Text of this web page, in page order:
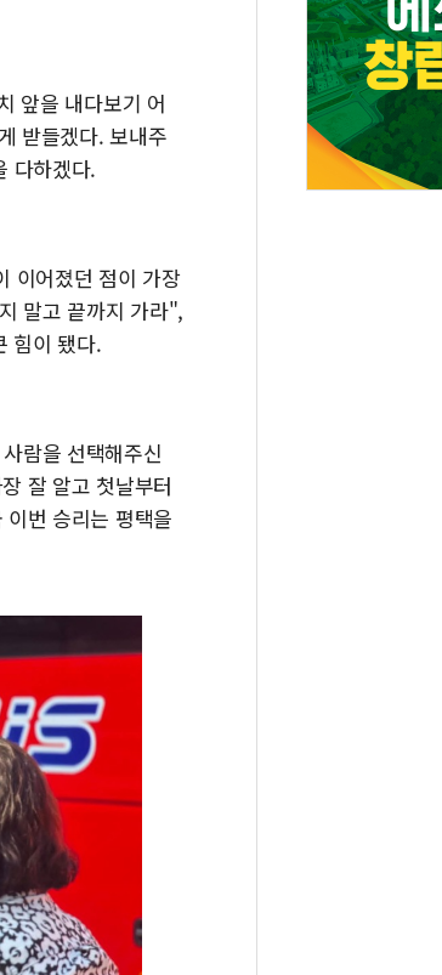
앞을 내다보기 어
받들겠다. 보내주
다하겠다.
이어졌던 점이 가장
말고 끝까지 가라",
힘이 됐다.
람을 선택해주신
잘 알고 첫날부터
번 승리는 평택을